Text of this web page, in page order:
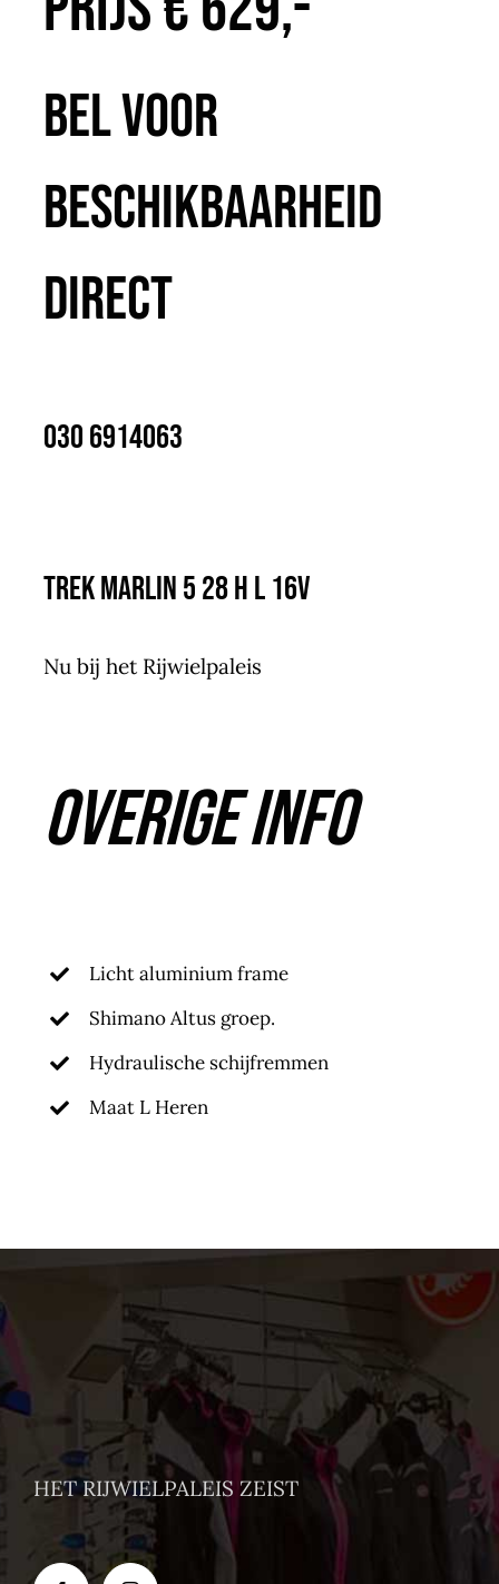
Bel voor
beschikbaarheid
direct
030 6914063
Trek Marlin 5 28 H L 16V
Nu bij het Rijwielpaleis
Overige info
Licht aluminium frame
Shimano Altus groep.
Hydraulische schijfremmen
Maat L Heren
HET RIJWIELPALEIS ZEIST